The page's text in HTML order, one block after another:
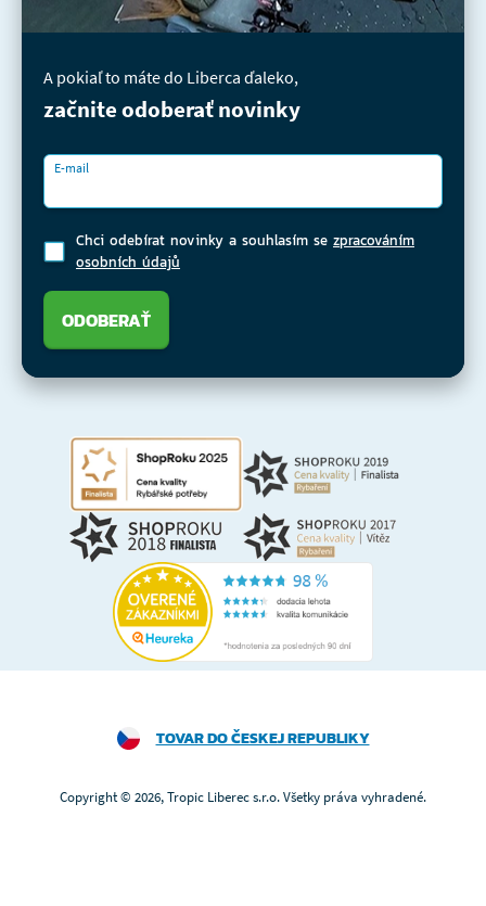
A pokiaľ to máte do Liberca ďaleko,
začnite odoberať novinky
E-mail
Chci odebírat novinky a souhlasím se zpracováním
osobních údajů
ODOBERAŤ
TOVAR DO ČESKEJ REPUBLIKY
Copyright © 2026, Tropic Liberec s.r.o. Všetky práva vyhradené.